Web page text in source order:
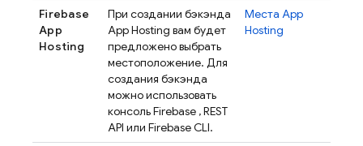
Firebase
App
Hosting
При создании бэкэнда
App Hosting вам будет
предложено выбрать
местоположение. Для
создания бэкэнда
можно использовать
консольFirebase , REST
API или FirebaseCLI.
Места App
Hosting